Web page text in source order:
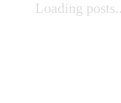
Loading